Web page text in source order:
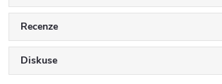
Recenze
Diskuse